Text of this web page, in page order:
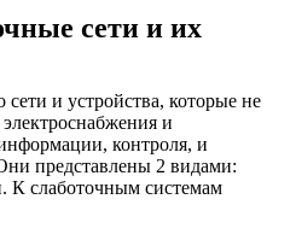
сети и их
и устройства, которые не
и
контроля, и
представлены 2 видами:
К слаботочным системам